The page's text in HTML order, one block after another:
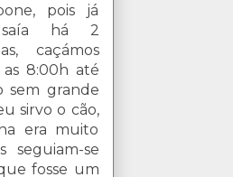
pois já
há 2
caçámos
as 8:00h até
sem grande
sirvo o cão,
era muito
seguiam-se
fosse um